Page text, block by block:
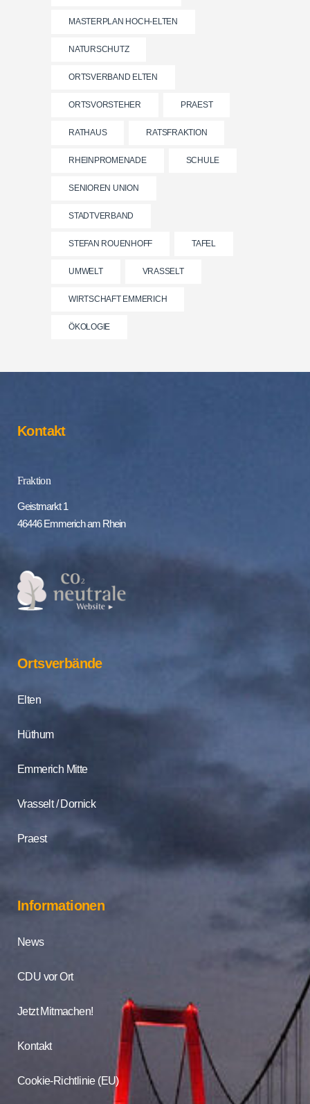
MASTERPLAN HOCH-ELTEN
NATURSCHUTZ
ORTSVERBAND ELTEN
ORTSVORSTEHER PRAEST
RATHAUS RATSFRAKTION
RHEINPROMENADE SCHULE
SENIOREN UNION
STADTVERBAND
STEFAN ROUENHOFF TAFEL
UMWELT VRASSELT
WIRTSCHAFT EMMERICH
ÖKOLOGIE
Kontakt
Fraktion
Geistmarkt 1
46446 Emmerich am Rhein
Ortsverbände
Elten
Hüthum
Emmerich Mitte
Vrasselt / Dornick
Praest
Informationen
News
CDU vor Ort
Jetzt Mitmachen!
Kontakt
Cookie-Richtlinie (EU)